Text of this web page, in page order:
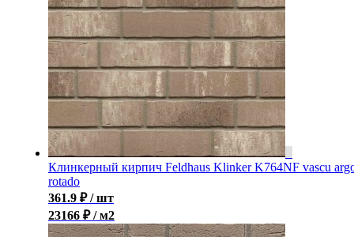
Клинкерный кирпич Feldhaus Klinker K764NF vascu
rotado
361.9 ₽ / шт
23166 ₽ / м2